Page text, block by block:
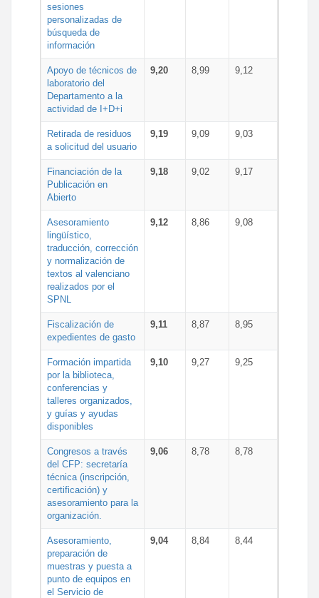
sesiones
personalizadas de
búsqueda de
información
Apoyo de técnicos de
laboratorio del
Departamento a la
actividad de I+D+i
9,20 8,99 9,12
Retirada de residuos
a solicitud del usuario
9,19 9,09 9,03
Financiación de la
Publicación en
Abierto
9,18 9,02 9,17
Asesoramiento
lingüístico,
traducción, corrección
y normalización de
textos al valenciano
realizados por el
SPNL
9,12 8,86 9,08
Fiscalización de
expedientes de gasto
9,11 8,87 8,95
Formación impartida
por la biblioteca,
conferencias y
talleres organizados,
y guías y ayudas
disponibles
9,10 9,27 9,25
Congresos a través
del CFP: secretaría
técnica (inscripción,
certificación) y
asesoramiento para la
organización.
9,06 8,78 8,78
Asesoramiento,
preparación de
muestras y puesta a
punto de equipos en
el Servicio de
9,04 8,84 8,44